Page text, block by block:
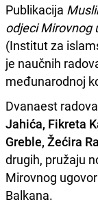
Publikacija
odjeci Mirovnog
(Institut za
je naučnih
međunarodnoj
Dvanaest
Jahića, Fikreta
Greble, Žećira
drugih, pružaju
Mirovnog
Balkana.